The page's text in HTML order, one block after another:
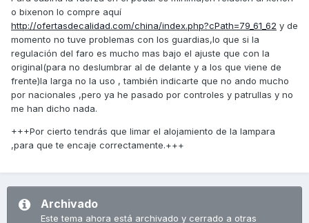
o bixenon lo compre aquí
http://ofertasdecalidad.com/china/index.php?cPath=79_61_62 y de
momento no tuve problemas con los guardias,lo que si la
regulación del faro es mucho mas bajo el ajuste que con la
original(para no deslumbrar al de delante y a los que viene de
frente)la larga no la uso , también indicarte que no ando mucho
por nacionales ,pero ya he pasado por controles y patrullas y no
me han dicho nada.
+++Por cierto tendrás que limar el alojamiento de la lampara
,para que te encaje correctamente.+++
Archivado
Este tema ahora está archivado y cerrado a otras